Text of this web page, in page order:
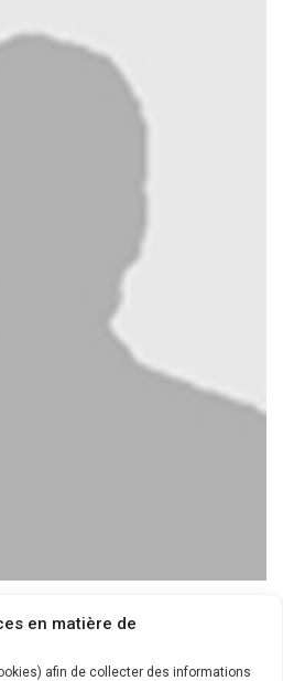
en matière de
afin de collecter des informations
psychology
(UQAM)